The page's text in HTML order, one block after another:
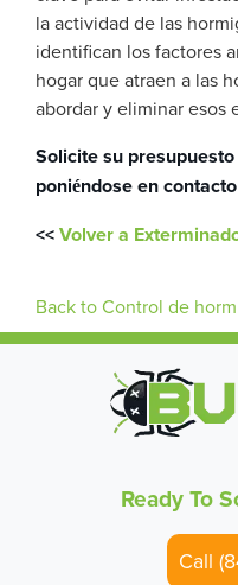
la actividad de las
identifican los factores
hogar que atraen a las
abordar y eliminar esos
Solicite su
poniéndose en
<<Volver a
Back to Control de
Ready To
Call